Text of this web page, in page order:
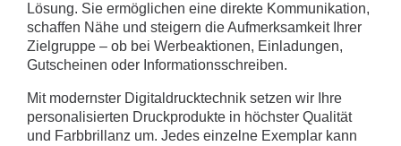
Lösung. Sie ermöglichen eine direkte Kommunikation,
schaffen Nähe und steigern die Aufmerksamkeit Ihrer
Zielgruppe – ob bei Werbeaktionen, Einladungen,
Gutscheinen oder Informationsschreiben.
Mit modernster Digitaldrucktechnik setzen wir Ihre
personalisierten Druckprodukte in höchster Qualität
und Farbbrillanz um. Jedes einzelne Exemplar kann